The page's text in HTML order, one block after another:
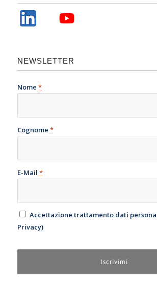
NEWSLETTER
Nome *
Cognome *
E-Mail *
Accettazione trattamento dati
Privacy)